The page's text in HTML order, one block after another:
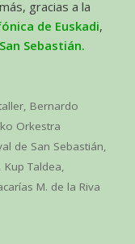
gracias a la
de Euskadi,
Sebastián.
, Bernardo
Orkestra
de San Sebastián
Kup Taldea
M. de la Riva